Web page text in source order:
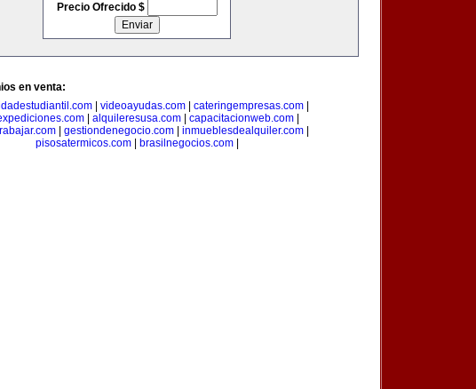
Precio Ofrecido $
en venta:
| videoayudas.com| cateringempresas.com|
| alquileresusa.com| capacitacionweb.com|
| gestiondenegocio.com| inmueblesdealquiler.com|
pisosatermicos.com| brasilnegocios.com|